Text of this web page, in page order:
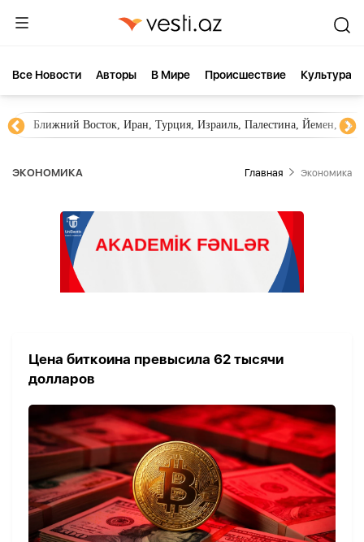
Все Новости Aвторы В Мире Происшествие Культура
Ближний Восток, Иран, Турция, Израиль, Палестина, Йемен,
ЭКОНОМИКА Главная Экономика
Цена биткоина превысила 62 тысячи
долларов